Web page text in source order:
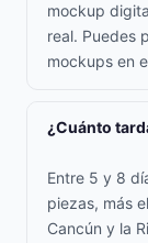
mockup
real. Puedes
mockups en
¿Cuánto
Entre 5 y 8
piezas, más
Cancún y la